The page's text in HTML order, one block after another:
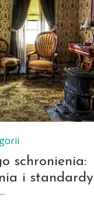
schronienia:
i standardy